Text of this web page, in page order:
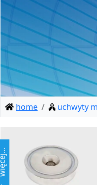
home uchwyty